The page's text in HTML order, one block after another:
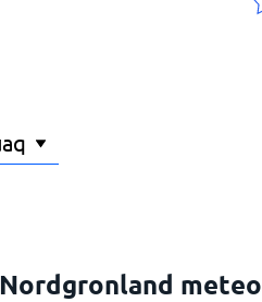
Nordgronland meteo